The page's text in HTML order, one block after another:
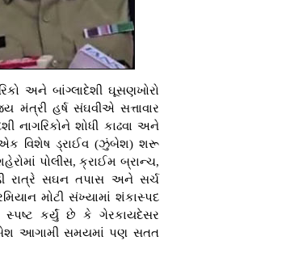
અને બાંગ્લાદેશી ઘૂસણખોરો
હર્ષ સંઘવીએ સત્તાવાર
નાગરિકોને શોધી કાઢવા અને
એક વિશેષ ડ્રાઈવ (ઝુંબેશ) શરૂ
પોલીસ, ક્રાઈમ બ્રાન્ચ,
રાત્રે સઘન તપાસ અને સર્ચ
મોટી સંખ્યામાં શંકાસ્પદ
સ્પષ્ટ કર્યું છે કે ગેરકાયદેસર
આગામી સમયમાં પણ સતત